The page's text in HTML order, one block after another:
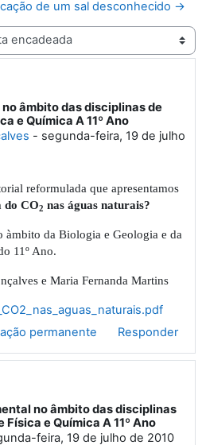
de um sal desconhecido →
âmbito das disciplinas de
e Química A 11º Ano
- segunda-feira, 19 de julho
reformulada que apresentamos
do CO2 nas águas naturais?
àmbito da Biologia e Geologia e da
11º Ano.
e Maria Fernanda Martins
permanente
Responder
Goncalves'
no âmbito das disciplinas
Física e Química A 11º Ano
feira, 19 de julho de 2010